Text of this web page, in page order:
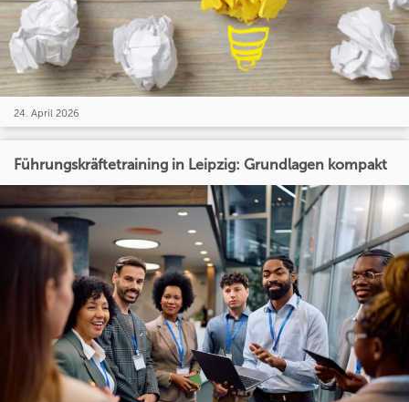
24. April 2026
Führungskräftetraining in Leipzig: Grundlagen kompakt